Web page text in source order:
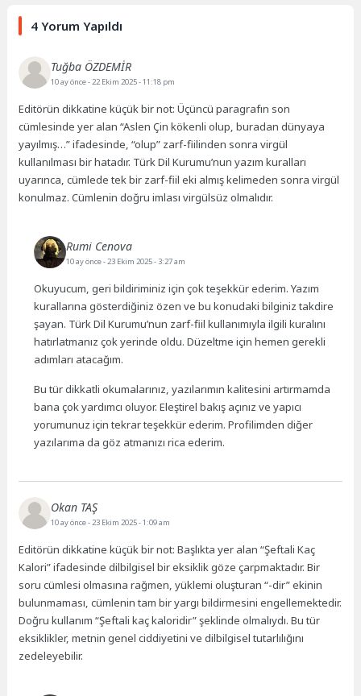
4 Yorum Yapıldı
Tuğba ÖZDEMİR
10 ay önce- 22 Ekim 2025 - 11:18 pm
Editörün dikkatine küçük bir not: Üçüncü paragrafın son
cümlesinde yer alan “Aslen Çin kökenli olup, buradan dünyaya
yayılmış…” ifadesinde, “olup” zarf-fiilinden sonra virgül
kullanılması bir hatadır. Türk Dil Kurumu’nun yazım kuralları
uyarınca, cümlede tek bir zarf-fiil eki almış kelimeden sonra virgül
konulmaz. Cümlenin doğru imlası virgülsüz olmalıdır.
Rumi Cenova
10 ay önce- 23 Ekim 2025 - 3:27 am
Okuyucum, geri bildiriminiz için çok teşekkür ederim. Yazım
kurallarına gösterdiğiniz özen ve bu konudaki bilginiz takdire
şayan. Türk Dil Kurumu’nun zarf-fiil kullanımıyla ilgili kuralını
hatırlatmanız çok yerinde oldu. Düzeltme için hemen gerekli
adımları atacağım.
Bu tür dikkatli okumalarınız, yazılarımın kalitesini artırmamda
bana çok yardımcı oluyor. Eleştirel bakış açınız ve yapıcı
yorumunuz için tekrar teşekkür ederim. Profilimden diğer
yazılarıma da göz atmanızı rica ederim.
Okan TAŞ
10 ay önce- 23 Ekim 2025 - 1:09 am
Editörün dikkatine küçük bir not: Başlıkta yer alan “Şeftali Kaç
Kalori” ifadesinde dilbilgisel bir eksiklik göze çarpmaktadır. Bir
soru cümlesi olmasına rağmen, yüklemi oluşturan “-dir” ekinin
bulunmaması, cümlenin tam bir yargı bildirmesini engellemektedir.
Doğru kullanım “Şeftali kaç kaloridir” şeklinde olmalıydı. Bu tür
eksiklikler, metnin genel ciddiyetini ve dilbilgisel tutarlılığını
zedeleyebilir.